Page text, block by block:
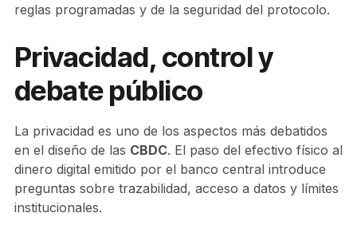
reglas programadas y de la seguridad del protocolo.
Privacidad, control y
debate público
La privacidad es uno de los aspectos más debatidos
en el diseño de las CBDC. El paso del efectivo físico al
dinero digital emitido por el banco central introduce
preguntas sobre trazabilidad, acceso a datos y límites
institucionales.